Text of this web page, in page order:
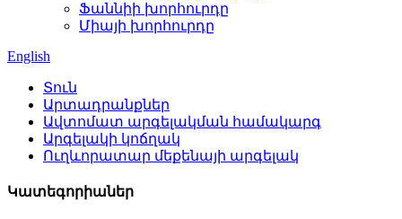
Ֆաննիի խորհուրդը
Միայի խորհուրդը
English
Տուն
Արտադրանքներ
Ավտոմատ արգելակման համակարգ
Արգելակի կոճղակ
Ուղևորատար մեքենայի արգելակ
Կատեգորիաներ